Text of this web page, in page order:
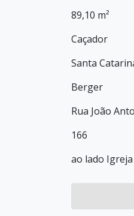
89,10 m²
Caçador
Santa
Berger
Rua João
166
ao lado